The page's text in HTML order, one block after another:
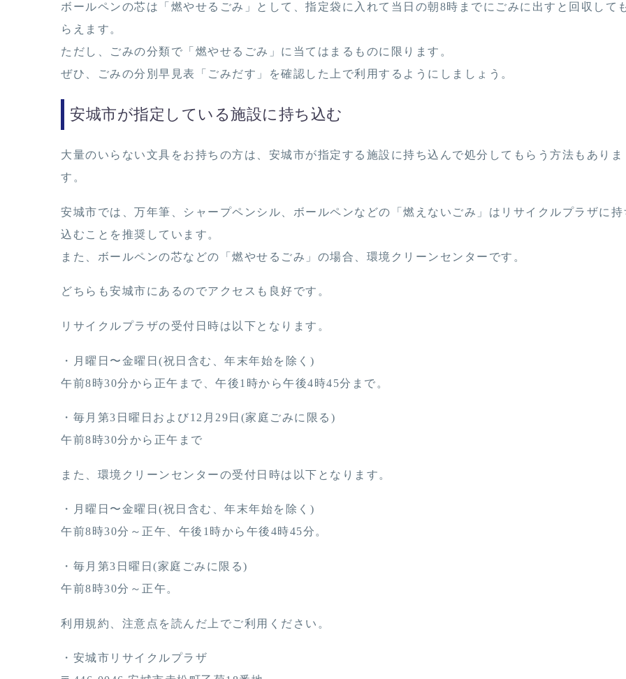
ボールペンの芯は「燃やせるごみ」として、指定袋に入れて当日の朝8時までにごみに出すと回収して
らえます。
ただし、ごみの分類で「燃やせるごみ」に当てはまるものに限ります。
ぜひ、ごみの分別早見表「ごみだす」を確認した上で利用するようにしましょう。
安城市が指定している施設に持ち込む
大量のいらない文具をお持ちの方は、安城市が指定する施設に持ち込んで処分してもらう方法もありま
す。
安城市では、万年筆、シャープペンシル、ボールペンなどの「燃えないごみ」はリサイクルプラザに持
込むことを推奨しています。
また、ボールペンの芯などの「燃やせるごみ」の場合、環境クリーンセンターです。
どちらも安城市にあるのでアクセスも良好です。
リサイクルプラザの受付日時は以下となります。
・月曜日〜金曜日(祝日含む、年末年始を除く)
午前8時30分から正午まで、午後1時から午後4時45分まで。
・毎月第3日曜日および12月29日(家庭ごみに限る)
午前8時30分から正午まで
また、環境クリーンセンターの受付日時は以下となります。
・月曜日〜金曜日(祝日含む、年末年始を除く)
午前8時30分～正午、午後1時から午後4時45分。
・毎月第3日曜日(家庭ごみに限る)
午前8時30分～正午。
利用規約、注意点を読んだ上でご利用ください。
・安城市リサイクルプラザ